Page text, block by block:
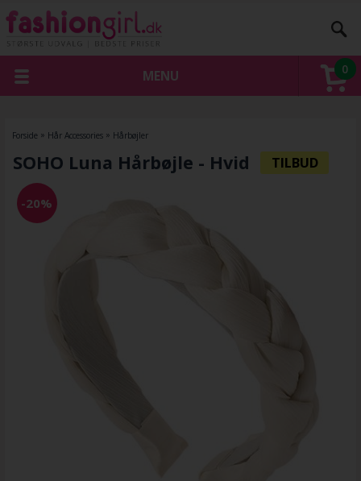
0
MENU
Forside » Hår Accessories» Hårbøjler
SOHO Luna Hårbøjle - Hvid
-20%